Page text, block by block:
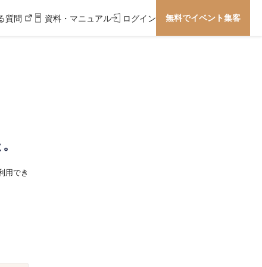
質問 資料・マニュアル ログイン 無料でイベント集客
用でき